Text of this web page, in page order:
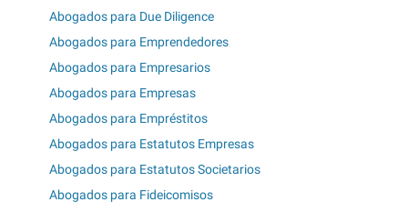
Abogados para Due Diligence
Abogados para Emprendedores
Abogados para Empresarios
Abogados para Empresas
Abogados para Empréstitos
Abogados para Estatutos Empresas
Abogados para Estatutos Societarios
Abogados para Fideicomisos